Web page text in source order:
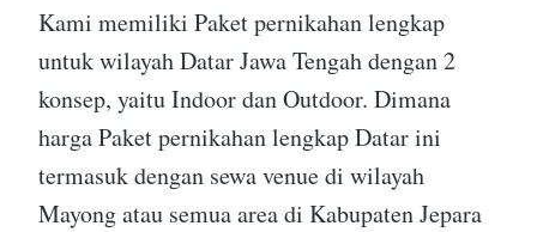
Kami memiliki Paket pernikahan lengkap
untuk wilayah Datar Jawa Tengah dengan 2
konsep, yaitu Indoor dan Outdoor. Dimana
harga Paket pernikahan lengkap Datar ini
termasuk dengan sewa venue di wilayah
Mayong atau semua area di Kabupaten Jepara